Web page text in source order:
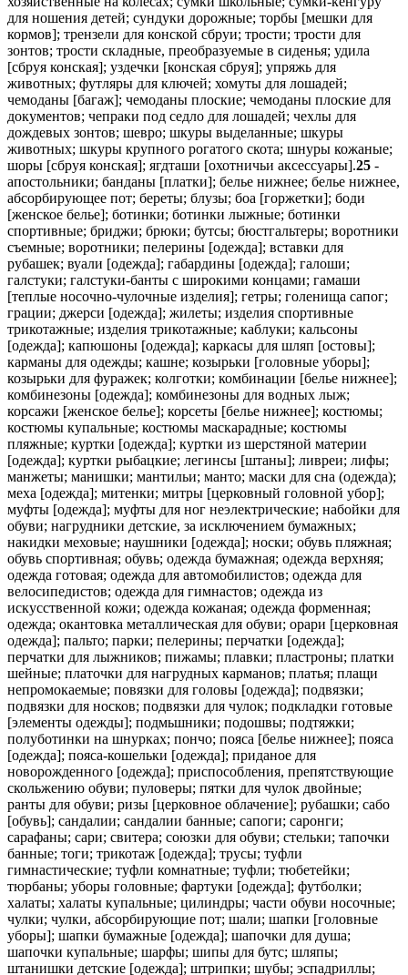
для ношения детей; сундуки дорожные; торбы [мешки для
кормов]; трензели для конской сбруи; трости; трости для
зонтов; трости складные, преобразуемые в сиденья; удила
[сбруя конская]; уздечки [конская сбруя]; упряжь для
животных; футляры для ключей; хомуты для лошадей;
чемоданы [багаж]; чемоданы плоские; чемоданы плоские для
документов; чепраки под седло для лошадей; чехлы для
дождевых зонтов; шевро; шкуры выделанные; шкуры
животных; шкуры крупного рогатого скота; шнуры кожаные;
шоры [сбруя конская]; ягдташи [охотничьи аксессуары].25 -
апостольники; банданы [платки]; белье нижнее; белье нижнее,
абсорбирующее пот; береты; блузы; боа [горжетки]; боди
[женское белье]; ботинки; ботинки лыжные; ботинки
спортивные; бриджи; брюки; бутсы; бюстгальтеры; воротники
съемные; воротники; пелерины [одежда]; вставки для
рубашек; вуали [одежда]; габардины [одежда]; галоши;
галстуки; галстуки-банты с широкими концами; гамаши
[теплые носочно-чулочные изделия]; гетры; голенища сапог;
грации; джерси [одежда]; жилеты; изделия спортивные
трикотажные; изделия трикотажные; каблуки; кальсоны
[одежда]; капюшоны [одежда]; каркасы для шляп [остовы];
карманы для одежды; кашне; козырьки [головные уборы];
козырьки для фуражек; колготки; комбинации [белье нижнее];
комбинезоны [одежда]; комбинезоны для водных лыж;
корсажи [женское белье]; корсеты [белье нижнее]; костюмы;
костюмы купальные; костюмы маскарадные; костюмы
пляжные; куртки [одежда]; куртки из шерстяной материи
[одежда]; куртки рыбацкие; легинсы [штаны]; ливреи; лифы;
манжеты; манишки; мантильи; манто; маски для сна (одежда);
меха [одежда]; митенки; митры [церковный головной убор];
муфты [одежда]; муфты для ног неэлектрические; набойки для
обуви; нагрудники детские, за исключением бумажных;
накидки меховые; наушники [одежда]; носки; обувь пляжная;
обувь спортивная; обувь; одежда бумажная; одежда верхняя;
одежда готовая; одежда для автомобилистов; одежда для
велосипедистов; одежда для гимнастов; одежда из
искусственной кожи; одежда кожаная; одежда форменная;
одежда; окантовка металлическая для обуви; орари [церковная
одежда]; пальто; парки; пелерины; перчатки [одежда];
перчатки для лыжников; пижамы; плавки; пластроны; платки
шейные; платочки для нагрудных карманов; платья; плащи
непромокаемые; повязки для головы [одежда]; подвязки;
подвязки для носков; подвязки для чулок; подкладки готовые
[элементы одежды]; подмьшники; подошвы; подтяжки;
полуботинки на шнурках; пончо; пояса [белье нижнее]; пояса
[одежда]; пояса-кошельки [одежда]; приданое для
новорожденного [одежда]; приспособления, препятствующие
скольжению обуви; пуловеры; пятки для чулок двойные;
ранты для обуви; ризы [церковное облачение]; рубашки; сабо
[обувь]; сандалии; сандалии банные; сапоги; саронги;
сарафаны; сари; свитера; союзки для обуви; стельки; тапочки
банные; тоги; трикотаж [одежда]; трусы; туфли
гимнастические; туфли комнатные; туфли; тюбетейки;
тюрбаны; уборы головные; фартуки [одежда]; футболки;
халаты; халаты купальные; цилиндры; части обуви носочные;
чулки; чулки, абсорбирующие пот; шали; шапки [головные
уборы]; шапки бумажные [одежда]; шапочки для душа;
шапочки купальные; шарфы; шипы для бутс; шляпы;
штанишки детские [одежда]; штрипки; шубы; эспадриллы;